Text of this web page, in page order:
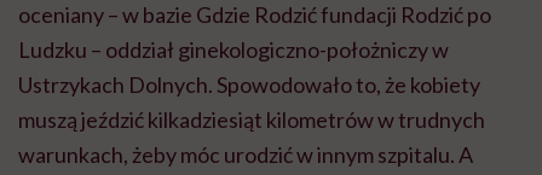
oceniany – w bazie Gdzie Rodzić fundacji Rodzić po
Ludzku – oddział ginekologiczno-położniczy w
Ustrzykach Dolnych. Spowodowało to, że kobiety
muszą jeździć kilkadziesiąt kilometrów w trudnych
warunkach, żeby móc urodzić w innym szpitalu. A